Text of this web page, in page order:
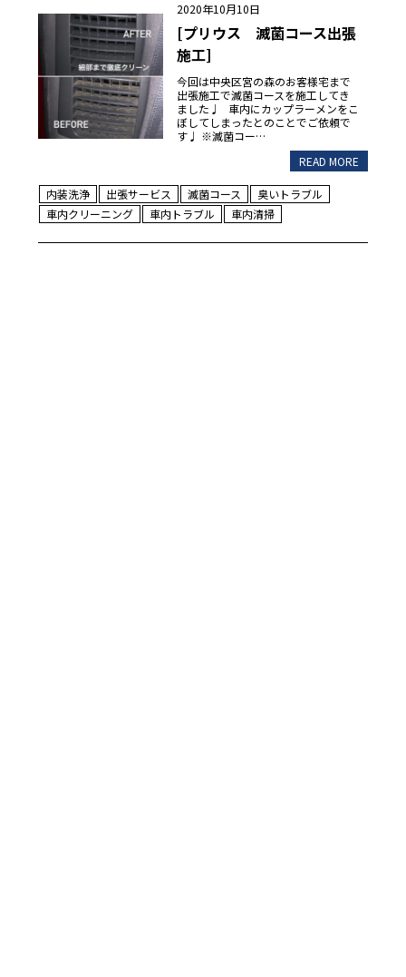
2020年10月10日
[プリウス 滅菌コース出張
施工]
今回は中央区宮の森のお客様宅まで
出張施工で滅菌コースを施工してき
ました♩ 車内にカップラーメンをこ
ぼしてしまったとのことでご依頼で
す♩ ※滅菌コー…
READ MORE
内装洗浄 出張サービス 滅菌コース
臭いトラブル
車内クリーニング
車内トラブル 車内清掃